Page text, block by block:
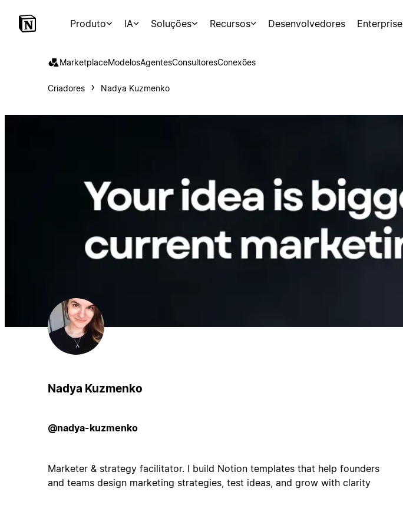
Produto IA Soluções Recursos Desenvolvedores Enterprise
MarketplaceModelosAgentesConsultoresConexões
Criadores Nadya Kuzmenko
Nadya Kuzmenko
@nadya-kuzmenko
Marketer & strategy facilitator. I build Notion templates that help founders
and teams design marketing strategies, test ideas, and grow with clarity